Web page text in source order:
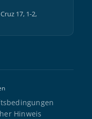
17, 1-2,
Hinweis